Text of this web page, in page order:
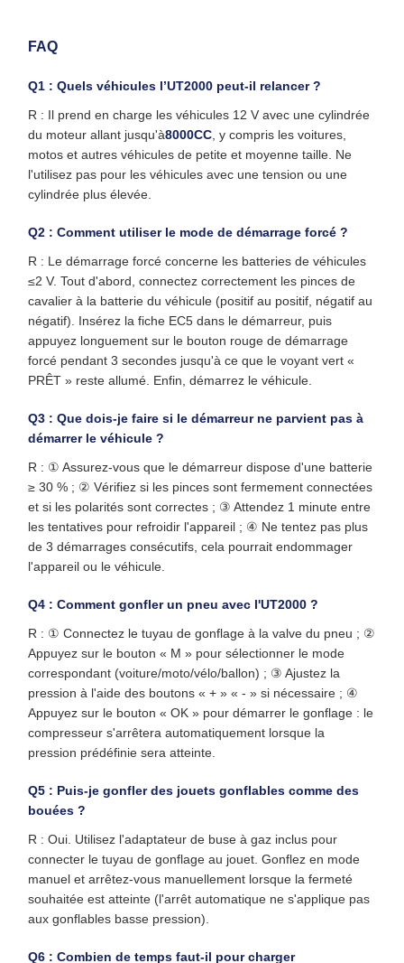
FAQ
Q1 : Quels véhicules l’UT2000 peut-il relancer ?
R : Il prend en charge les véhicules 12 V avec une cylindrée
du moteur allant jusqu'à8000CC , y compris les voitures,
motos et autres véhicules de petite et moyenne taille. Ne
l'utilisez pas pour les véhicules avec une tension ou une
cylindrée plus élevée.
Q2 : Comment utiliser le mode de démarrage forcé ?
R : Le démarrage forcé concerne les batteries de véhicules
≤2 V. Tout d'abord, connectez correctement les pinces de
cavalier à la batterie du véhicule (positif au positif, négatif au
négatif). Insérez la fiche EC5 dans le démarreur, puis
appuyez longuement sur le bouton rouge de démarrage
forcé pendant 3 secondes jusqu'à ce que le voyant vert «
PRÊT » reste allumé. Enfin, démarrez le véhicule.
Q3 : Que dois-je faire si le démarreur ne parvient pas à
démarrer le véhicule ?
R : ① Assurez-vous que le démarreur dispose d'une batterie
≥ 30 % ; ② Vérifiez si les pinces sont fermement connectées
et si les polarités sont correctes ; ③ Attendez 1 minute entre
les tentatives pour refroidir l'appareil ; ④ Ne tentez pas plus
de 3 démarrages consécutifs, cela pourrait endommager
l'appareil ou le véhicule.
Q4 : Comment gonfler un pneu avec l'UT2000 ?
R : ① Connectez le tuyau de gonflage à la valve du pneu ; ②
Appuyez sur le bouton « M » pour sélectionner le mode
correspondant (voiture/moto/vélo/ballon) ; ③ Ajustez la
pression à l'aide des boutons « + » « - » si nécessaire ; ④
Appuyez sur le bouton « OK » pour démarrer le gonflage : le
compresseur s'arrêtera automatiquement lorsque la
pression prédéfinie sera atteinte.
Q5 : Puis-je gonfler des jouets gonflables comme des
bouées ?
R : Oui. Utilisez l'adaptateur de buse à gaz inclus pour
connecter le tuyau de gonflage au jouet. Gonflez en mode
manuel et arrêtez-vous manuellement lorsque la fermeté
souhaitée est atteinte (l'arrêt automatique ne s'applique pas
aux gonflables basse pression).
Q6 : Combien de temps faut-il pour charger